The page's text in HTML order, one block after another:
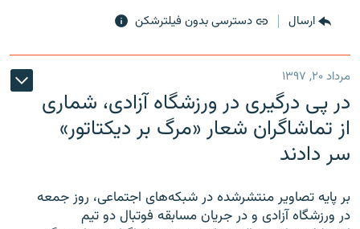
ارسال دسترسی بدون فیلترشکن
مرداد ۲۰, ۱۳۹۷
در پی درگیری در ورزشگاه آزادی، شماری
از تماشاگران شعار «مرگ بر دیکتاتور»
سر دادند
بر پایه تصاویر منتشرشده در شبکه‌های اجتماعی، روز جمعه
در ورزشگاه آزادی و در جریان مسابقه فوتبال دو تیم